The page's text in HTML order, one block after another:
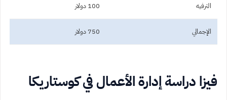
الترفيه 100 دولار
الإجمالي 750 دولار
فيزا دراسة إدارة الأعمال في كوستاريكا